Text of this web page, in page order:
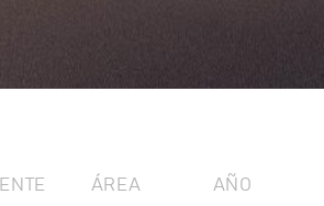
ÁREA AÑO